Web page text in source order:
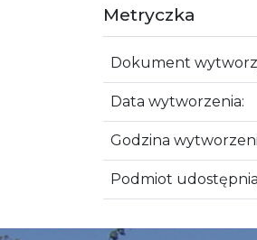
Metryczka
Dokument
Data wytworzenia:
Godzina
Podmiot